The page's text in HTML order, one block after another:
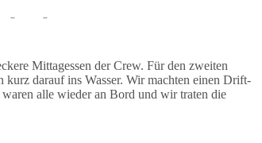
einige Muränen und eine Schildkröte.
Mittagessen der Crew. Für den zweiten
darauf ins Wasser. Wir machten einen Drift-
alle wieder an Bord und wir traten die